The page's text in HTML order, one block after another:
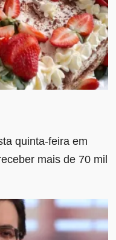
quinta-feira em
mais de 70 mil